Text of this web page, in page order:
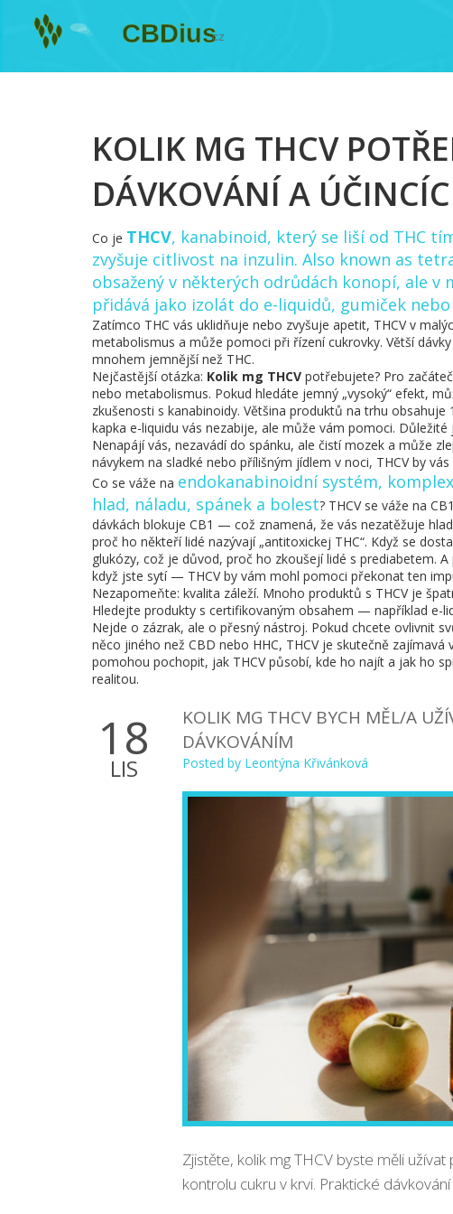
KOLIK MG THCV
DÁVKOVÁNÍ A
Co je THCV, kanabinoid, který se liší od THC
zvyšuje citlivost na inzulin. Also known as
obsažený v některých odrůdách konopí, ale
přidává jako izolát do e-liquidů, gumiček
Zatímco THC vás uklidňuje nebo zvyšuje apetit, THCV v
metabolismus a může pomoci při řízení cukrovky. Větší
mnohem jemnější než THC.
Nejčastější otázka: Kolik mg THCV potřebujete? Pro
nebo metabolismus. Pokud hledáte jemný „vysoký“ efekt,
zkušenosti s kanabinoidy. Většina produktů na trhu
kapka e-liquidu vás nezabije, ale může vám pomoci. Důležité
Nenapájí vás, nezavádí do spánku, ale čistí mozek a může
návykem na sladké nebo přílišným jídlem v noci, THCV by
Co se váže na endokanabinoidní systém,
hlad, náladu, spánek a bolest? THCV se váže na
dávkách blokuje CB1 — což znamená, že vás nezatěžuje
proč ho někteří lidé nazývají „antitoxickej THC“. Když se
glukózy, což je důvod, proč ho zkoušejí lidé s prediabetem.
když jste sytí — THCV by vám mohl pomoci překonat ten
Nezapomeňte: kvalita záleží. Mnoho produktů s THCV je
Hledejte produkty s certifikovaným obsahem — například e-
Nejde o zázrak, ale o přesný nástroj. Pokud chcete ovlivnit
něco jiného než CBD nebo HHC, THCV je skutečně
pomohou pochopit, jak THCV působí, kde ho najít a jak ho
realitou.
18
LIS
KOLIK MG THCV BYCH MĚL/A
DÁVKOVÁNÍM
Posted by Leontýna Křivánková
Zjistěte, kolik mg THCV byste měli
kontrolu cukru v krvi. Praktické